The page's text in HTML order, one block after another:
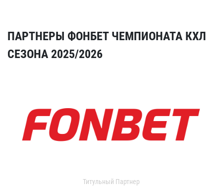
ПАРТНЕРЫ ФОНБЕТ ЧЕМПИОНАТА КХЛ
СЕЗОНА 2025/2026
Титульный Партнер